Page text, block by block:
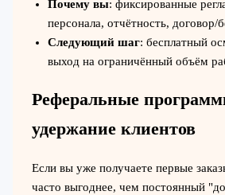
Почему вы: фиксированные
персонала, отчётность, договор/
Следующий шаг: бесплатный
выход на ограничённый объём
Реферальные
удержание клиентов
Если вы уже получаете первые
часто выгоднее, чем постоянный